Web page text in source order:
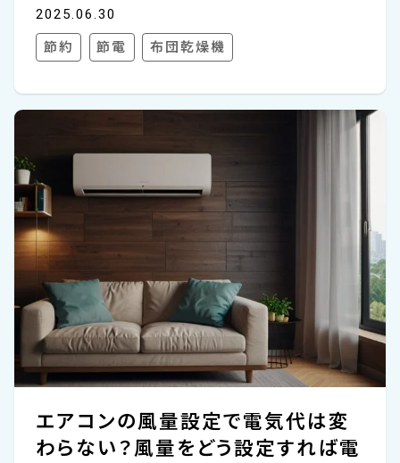
かし、毎日使用するとなると気になるのが電
気代です。実際にどのくらいのコストがかかる
のか、詳しく知りたい方も多いでしょう。 布団
単価は31円/kWhにて計算） 今回は、布団乾
燥機の電気代の計算方法、そして電気代を節
す。 布団乾燥機を使うメリットとデメリット、
衛生面や季節対策での正しい使い方を押さえ
つつ、上手に利用するための情報をまとめま
した。 布団乾...
2025.06.30
節約 節電 布団乾燥機
エアコンの風量設定で電気代は変
わらない？風量をどう設定すれば電